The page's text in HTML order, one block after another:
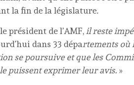
la fin de la législature.
président de l’AMF, il reste
dans 33 départements où
se poursuive et que les
puissent exprimer leur avis. »